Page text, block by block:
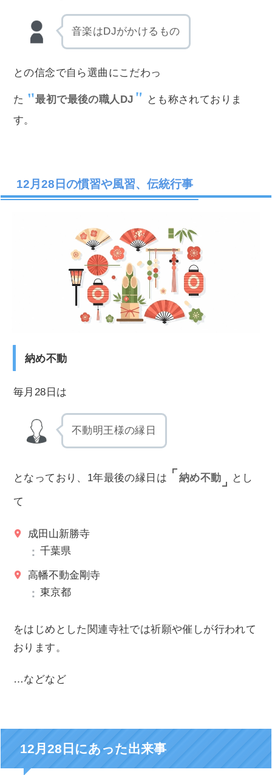
音楽はDJがかけるもの
との信念で自ら選曲にこだわっ
た 最初で最後の職人DJ
とも称されておりま
す。
12月28日の慣習や風習、伝統行事
納め不動
毎月28日は
不動明王様の縁日
となっており、1年最後の縁日は 納め不動 とし
て
成田山新勝寺
千葉県
高幡不動金剛寺
東京都
をはじめとした関連寺社では祈願や催しが行われて
おります。
…などなど
12月28日にあった出来事